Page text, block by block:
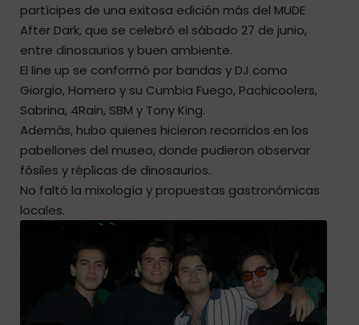
partícipes de una exitosa edición más del MUDE
After Dark, que se celebró el sábado 27 de junio,
entre dinosaurios y buen ambiente.
El line up se conformó por bandas y DJ como
Giorgio, Homero y su Cumbia Fuego, Pachicoolers,
Sabrina, 4Rain, SBM y Tony King.
Además, hubo quienes hicieron recorridos en los
pabellones del museo, donde pudieron observar
fósiles y réplicas de dinosaurios.
No faltó la mixología y propuestas gastronómicas
locales.